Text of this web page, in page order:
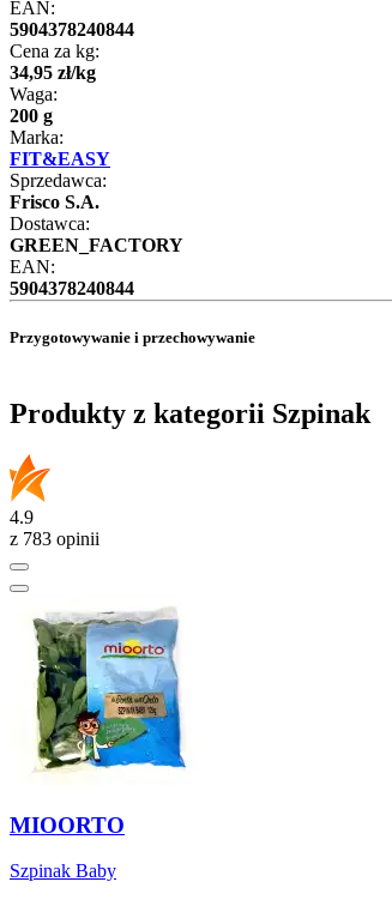
EAN:
5904378240844
Cena za kg:
34,95 zł/kg
Waga:
200 g
Marka:
FIT&EASY
Sprzedawca:
Frisco S.A.
Dostawca:
GREEN_FACTORY
EAN:
5904378240844
Przygotowywanie i przechowywanie
Produkty z kategorii Szpinak
4.9
z 783 opinii
MIOORTO
Szpinak Baby